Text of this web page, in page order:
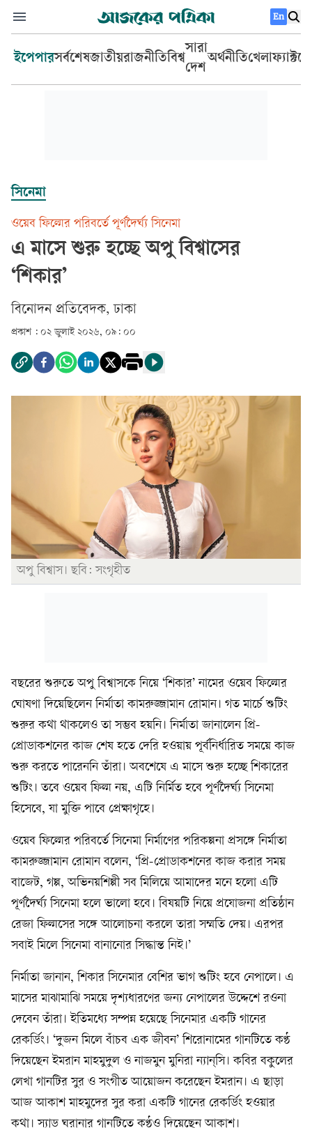
En
ইপেপারসর্বশেষজাতীয়রাজনীতিবিশ্ব
সারা
দেশ
অর্থনীতিখেলা
সিনেমা
ওয়েব ফিল্মের পরিবর্তে পূর্ণদৈর্ঘ্য সিনেমা
এ মাসে শুরু হচ্ছে অপু বিশ্বাসের
‘শিকার’
বিনোদন প্রতিবেদক, ঢাকা
প্রকাশ : ০২ জুলাই ২০২৬, ০৯: ০০
অপু বিশ্বাস। ছবি: সংগৃহীত
বছরের শুরুতে অপু বিশ্বাসকে নিয়ে ‘শিকার’ নামের ওয়েব ফিল্মের
ঘোষণা দিয়েছিলেন নির্মাতা কামরুজ্জামান রোমান। গত মার্চে শুটিং
শুরুর কথা থাকলেও তা সম্ভব হয়নি। নির্মাতা জানালেন প্রি-
প্রোডাকশনের কাজ শেষ হতে দেরি হওয়ায় পূর্বনির্ধারিত সময়ে কাজ
শুরু করতে পারেননি তাঁরা। অবশেষে এ মাসে শুরু হচ্ছে শিকারের
শুটিং। তবে ওয়েব ফিল্ম নয়, এটি নির্মিত হবে পূর্ণদৈর্ঘ্য সিনেমা
হিসেবে, যা মুক্তি পাবে প্রেক্ষাগৃহে।
ওয়েব ফিল্মের পরিবর্তে সিনেমা নির্মাণের পরিকল্পনা প্রসঙ্গে নির্মাতা
কামরুজ্জামান রোমান বলেন, ‘প্রি-প্রোডাকশনের কাজ করার সময়
বাজেট, গল্প, অভিনয়শিল্পী সব মিলিয়ে আমাদের মনে হলো এটি
পূর্ণদৈর্ঘ্য সিনেমা হলে ভালো হবে। বিষয়টি নিয়ে প্রযোজনা প্রতিষ্ঠান
রেজা ফিল্মসের সঙ্গে আলোচনা করলে তারা সম্মতি দেয়। এরপর
সবাই মিলে সিনেমা বানানোর সিদ্ধান্ত নিই।’
নির্মাতা জানান, শিকার সিনেমার বেশির ভাগ শুটিং হবে নেপালে। এ
মাসের মাঝামাঝি সময়ে দৃশ্যধারণের জন্য নেপালের উদ্দেশে রওনা
দেবেন তাঁরা। ইতিমধ্যে সম্পন্ন হয়েছে সিনেমার একটি গানের
রেকর্ডিং। ‘দুজন মিলে বাঁচব এক জীবন’ শিরোনামের গানটিতে কণ্ঠ
দিয়েছেন ইমরান মাহমুদুল ও নাজমুন মুনিরা ন্যান্‌সি। কবির বকুলের
লেখা গানটির সুর ও সংগীত আয়োজন করেছেন ইমরান। এ ছাড়া
আজ আকাশ মাহমুদের সুর করা একটি গানের রেকর্ডিং হওয়ার
কথা। স্যাড ঘরানার গানটিতে কণ্ঠও দিয়েছেন আকাশ।